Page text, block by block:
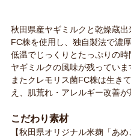
秋田県産ヤギミルクと乾燥蔵
FC株を使用し、独自製法で濃
低温でじっくりとたっぷりの時
ヤギミルクの風味が残っていま
またクレモリス菌FC株は生き
え、肌荒れ・アレルギー改善が
こだわり素材
【秋田県オリジナル米麹「あめ